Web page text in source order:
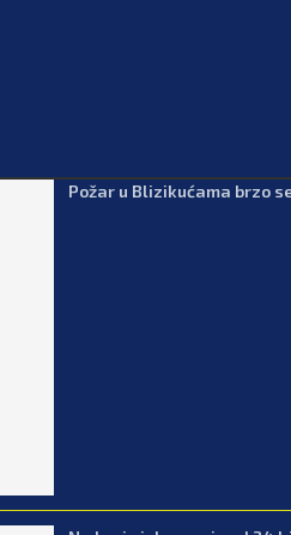
Požar u Blizikućama brzo